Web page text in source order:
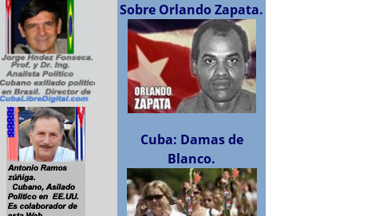
Sobre Orlando Zapata.
Cuba: Damas de
Blanco.